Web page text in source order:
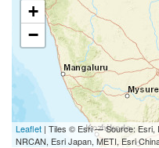
+
−
Leaflet | Tiles © Esri — Source: Esri,
NRCAN, Esri Japan, METI, Esri